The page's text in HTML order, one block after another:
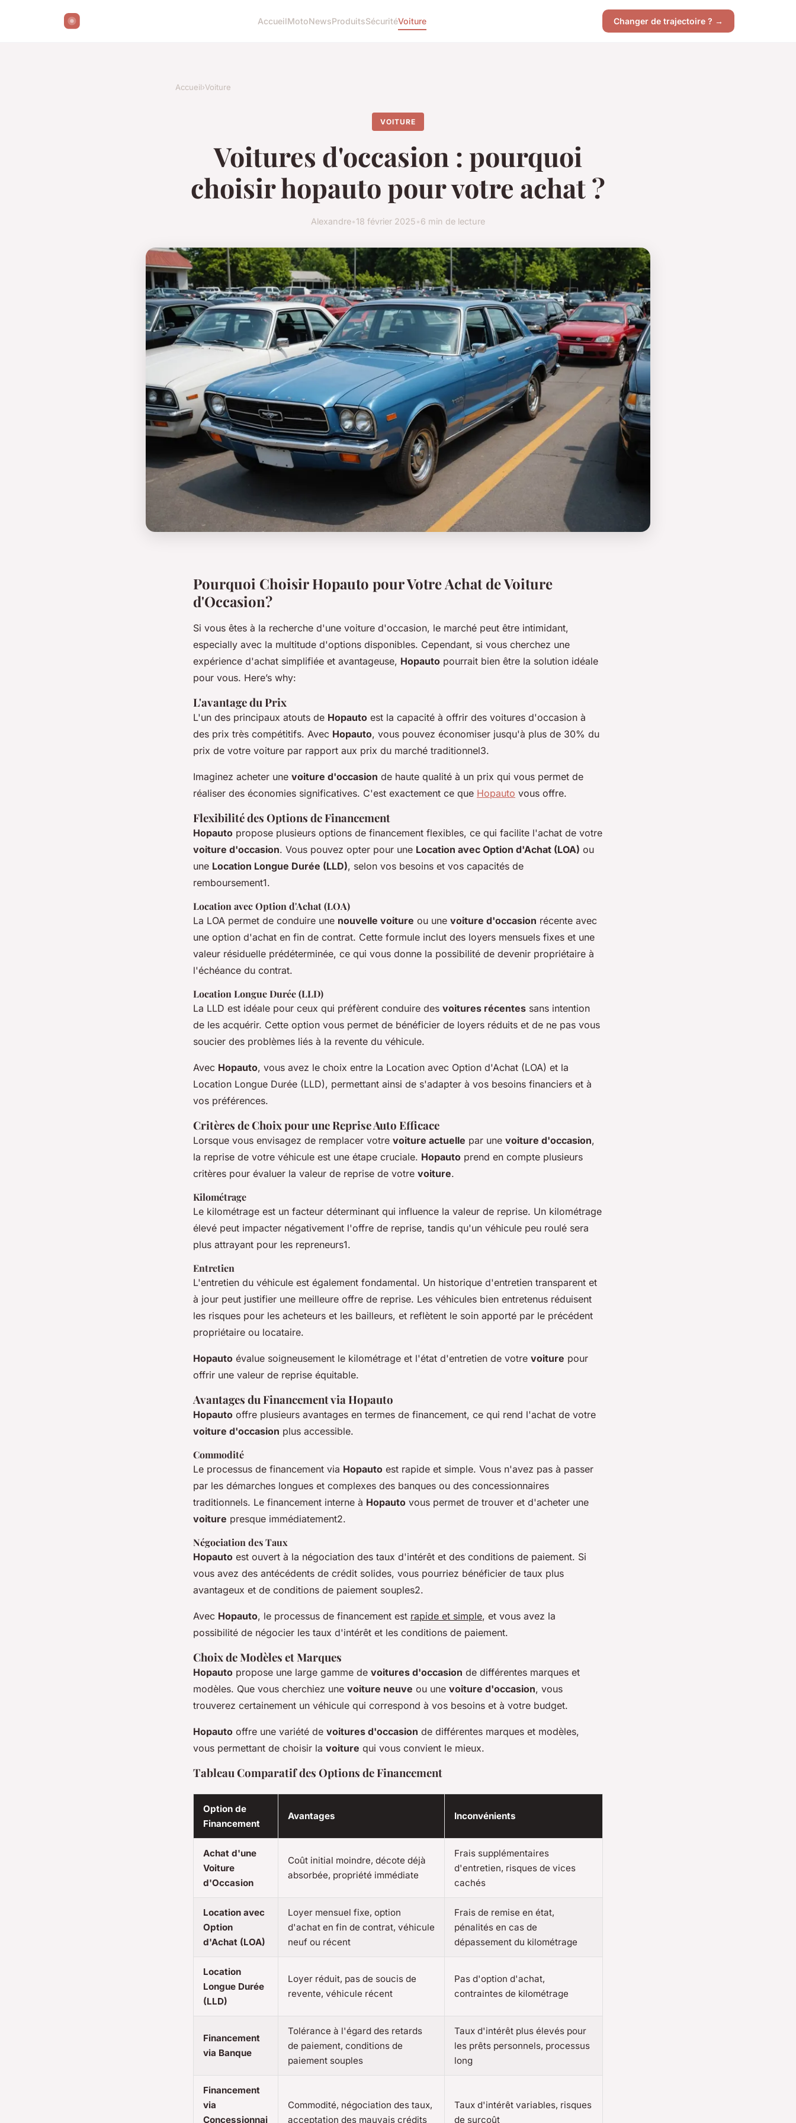
AccueilMotoNewsProduitsSécuritéVoiture Changer de trajectoire ? →
Accueil›Voiture
VOITURE
Voitures d'occasion : pourquoi
choisir hopauto pour votre achat ?
Alexandre•18 février 2025•6 min de lecture
Pourquoi Choisir Hopauto pour Votre Achat de Voiture
d'Occasion?
Si vous êtes à la recherche d'une voiture d'occasion, le marché peut être intimidant,
especially avec la multitude d'options disponibles. Cependant, si vous cherchez une
expérience d'achat simplifiée et avantageuse, Hopauto pourrait bien être la solution idéale
pour vous. Here’s why:
L'avantage du Prix
L'un des principaux atouts de Hopauto est la capacité à offrir des voitures d'occasion à
des prix très compétitifs. Avec Hopauto, vous pouvez économiser jusqu'à plus de 30% du
prix de votre voiture par rapport aux prix du marché traditionnel3.
Imaginez acheter une voiture d'occasion de haute qualité à un prix qui vous permet de
réaliser des économies significatives. C'est exactement ce que Hopauto vous offre.
Flexibilité des Options de Financement
Hopauto propose plusieurs options de financement flexibles, ce qui facilite l'achat de votre
voiture d'occasion. Vous pouvez opter pour une Location avec Option d'Achat (LOA) ou
une Location Longue Durée (LLD), selon vos besoins et vos capacités de
remboursement1.
Location avec Option d'Achat (LOA)
La LOA permet de conduire une nouvelle voiture ou une voiture d'occasion récente avec
une option d'achat en fin de contrat. Cette formule inclut des loyers mensuels fixes et une
valeur résiduelle prédéterminée, ce qui vous donne la possibilité de devenir propriétaire à
l'échéance du contrat.
Location Longue Durée (LLD)
La LLD est idéale pour ceux qui préfèrent conduire des voitures récentes sans intention
de les acquérir. Cette option vous permet de bénéficier de loyers réduits et de ne pas vous
soucier des problèmes liés à la revente du véhicule.
Avec Hopauto, vous avez le choix entre la Location avec Option d'Achat (LOA) et la
Location Longue Durée (LLD), permettant ainsi de s'adapter à vos besoins financiers et à
vos préférences.
Critères de Choix pour une Reprise Auto Efficace
Lorsque vous envisagez de remplacer votre voiture actuelle par une voiture d'occasion,
la reprise de votre véhicule est une étape cruciale. Hopauto prend en compte plusieurs
critères pour évaluer la valeur de reprise de votre voiture.
Kilométrage
Le kilométrage est un facteur déterminant qui influence la valeur de reprise. Un kilométrage
élevé peut impacter négativement l'offre de reprise, tandis qu'un véhicule peu roulé sera
plus attrayant pour les repreneurs1.
Entretien
L'entretien du véhicule est également fondamental. Un historique d'entretien transparent et
à jour peut justifier une meilleure offre de reprise. Les véhicules bien entretenus réduisent
les risques pour les acheteurs et les bailleurs, et reflètent le soin apporté par le précédent
propriétaire ou locataire.
Hopauto évalue soigneusement le kilométrage et l'état d'entretien de votre voiture pour
offrir une valeur de reprise équitable.
Avantages du Financement via Hopauto
Hopauto offre plusieurs avantages en termes de financement, ce qui rend l'achat de votre
voiture d'occasion plus accessible.
Commodité
Le processus de financement via Hopauto est rapide et simple. Vous n'avez pas à passer
par les démarches longues et complexes des banques ou des concessionnaires
traditionnels. Le financement interne à Hopauto vous permet de trouver et d'acheter une
voiture presque immédiatement2.
Négociation des Taux
Hopauto est ouvert à la négociation des taux d'intérêt et des conditions de paiement. Si
vous avez des antécédents de crédit solides, vous pourriez bénéficier de taux plus
avantageux et de conditions de paiement souples2.
Avec Hopauto, le processus de financement est rapide et simple, et vous avez la
possibilité de négocier les taux d'intérêt et les conditions de paiement.
Choix de Modèles et Marques
Hopauto propose une large gamme de voitures d'occasion de différentes marques et
modèles. Que vous cherchiez une voiture neuve ou une voiture d'occasion, vous
trouverez certainement un véhicule qui correspond à vos besoins et à votre budget.
Hopauto offre une variété de voitures d'occasion de différentes marques et modèles,
vous permettant de choisir la voiture qui vous convient le mieux.
Tableau Comparatif des Options de Financement
Option de
Financement
Avantages Inconvénients
Achat d'une
Voiture
d'Occasion
Coût initial moindre, décote déjà
absorbée, propriété immédiate
Frais supplémentaires
d'entretien, risques de vices
cachés
Location avec
Option
d'Achat (LOA)
Loyer mensuel fixe, option
d'achat en fin de contrat, véhicule
neuf ou récent
Frais de remise en état,
pénalités en cas de
dépassement du kilométrage
Location
Longue Durée
(LLD)
Loyer réduit, pas de soucis de
revente, véhicule récent
Pas d'option d'achat,
contraintes de kilométrage
Financement
via Banque
Tolérance à l'égard des retards
de paiement, conditions de
paiement souples
Taux d'intérêt plus élevés pour
les prêts personnels, processus
long
Financement
via
Concessionnai
Commodité, négociation des taux,
acceptation des mauvais crédits
Taux d'intérêt variables, risques
de surcoût